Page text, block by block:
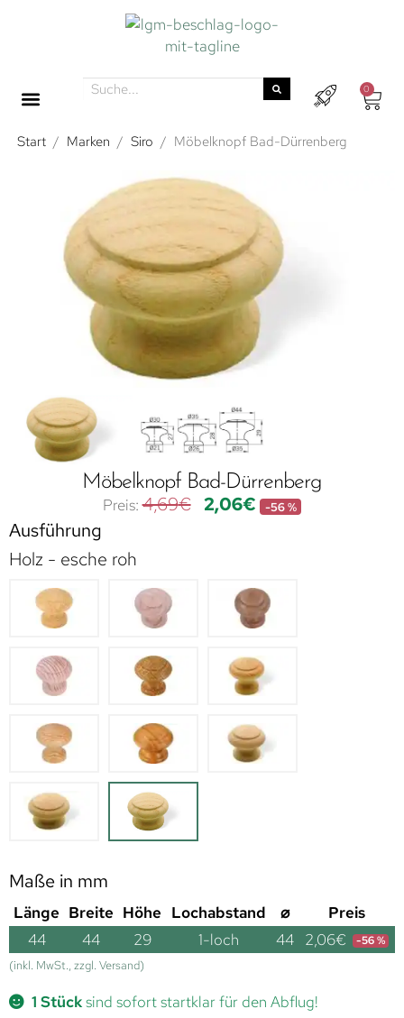
0
Start / Marken / Siro / Möbelknopf Bad-Dürrenberg
Möbelknopf Bad-Dürrenberg
4,69€ 2,06€ -56 %
Ausführung
Holz - esche roh
Maße in mm
Länge Breite Höhe Lochabstand ⌀
Preis
44
44 29 1-loch 44 2,06€ -56 %
(inkl. MwSt., zzgl. Versand)
1 Stücksind sofort startklar für den Abflug!